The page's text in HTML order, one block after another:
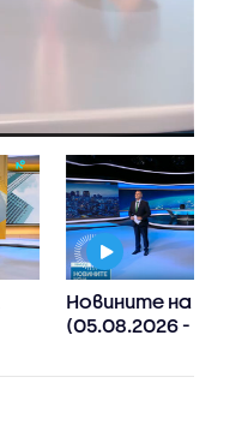
Новините на NOVA
(05.08.2026 - лятна